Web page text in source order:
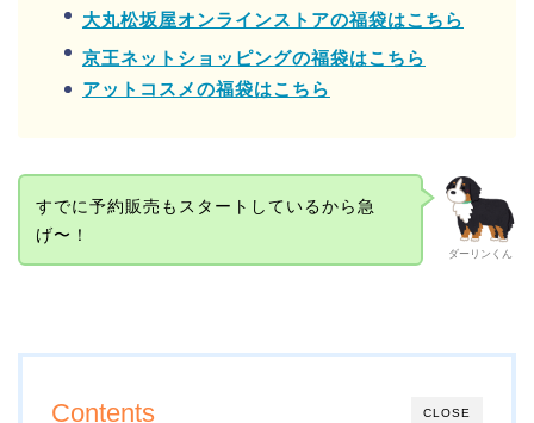
大丸松坂屋オンラインストアの福袋はこちら
京王ネットショッピングの福袋はこちら
アットコスメの福袋はこちら
ダーリンくん
すでに予約販売もスタートしているから急
げ〜！
CLOSE
Contents